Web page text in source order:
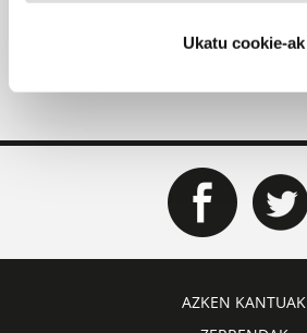
Ukatu cookie-ak
AZKEN KANTUAK